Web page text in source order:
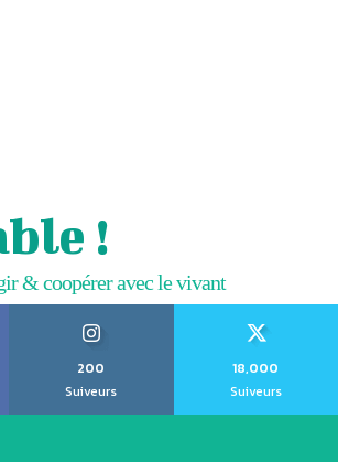
!
& coopérer avec le vivant
200
Suiveurs
18,000
Suiveurs